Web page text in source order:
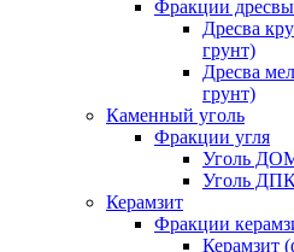
Фракции дресвы
Дресва
грунт)
Дресва
грунт)
Каменный уголь
Фракции угля
Уголь
Уголь
Керамзит
Фракции
Керамзит